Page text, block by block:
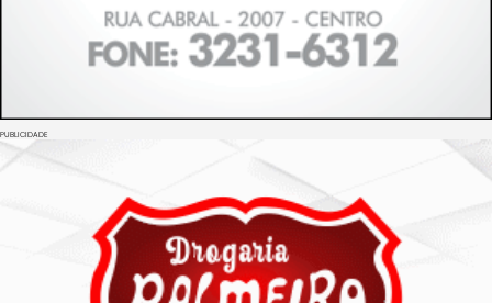
PUBLICIDADE